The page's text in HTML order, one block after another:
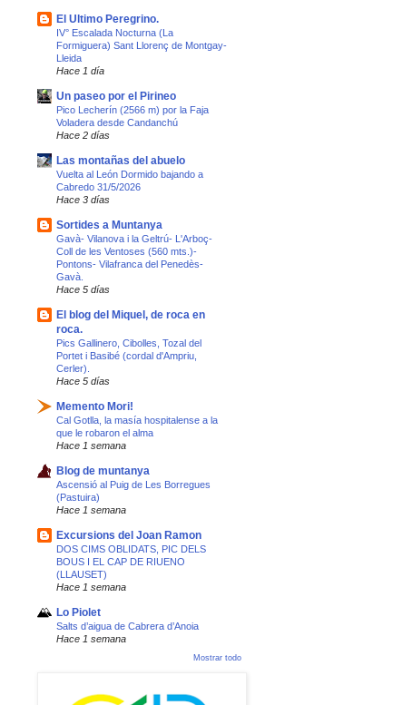
El Ultimo Peregrino.
IV° Escalada Nocturna (La
Formiguera) Sant Llorenç de Montgay-
Lleida
Hace 1 día
Un paseo por el Pirineo
Pico Lecherín (2566 m) por la Faja
Voladera desde Candanchú
Hace 2 días
Las montañas del abuelo
Vuelta al León Dormido bajando a
Cabredo 31/5/2026
Hace 3 días
Sortides a Muntanya
Gavà- Vilanova i la Geltrú- L'Arboç-
Coll de les Ventoses (560 mts.)-
Pontons- Vilafranca del Penedès-
Gavà.
Hace 5 días
El blog del Miquel, de roca en
roca.
Pics Gallinero, Cibolles, Tozal del
Portet i Basibé (cordal d'Ampriu,
Cerler).
Hace 5 días
Memento Mori!
Cal Gotlla, la masía hospitalense a la
que le robaron el alma
Hace 1 semana
Blog de muntanya
Ascensió al Puig de Les Borregues
(Pastuira)
Hace 1 semana
Excursions del Joan Ramon
DOS CIMS OBLIDATS, PIC DELS
BOUS I EL CAP DE RIUENO
(LLAUSET)
Hace 1 semana
Lo Piolet
Salts d’aigua de Cabrera d’Anoia
Hace 1 semana
Mostrar todo